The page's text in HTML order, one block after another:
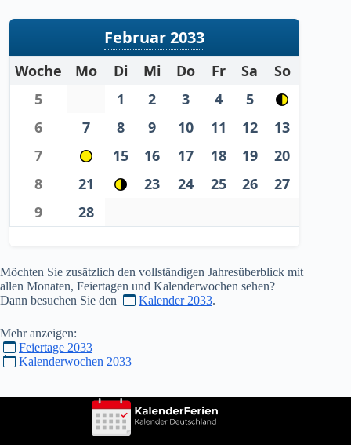
Februar 2033
Woche Mo Di Mi Do Fr Sa
So
5
1 2 3 4
5
6
7 8 9 10 11 12
13
7
15 16 17 18 19
20
8
21 23 24 25 26
27
9
28
Möchten Sie zusätzlich den vollständigen Jahresüberblick mit
allen Monaten, Feiertagen und Kalenderwochen sehen?
Dann besuchen Sie den
Kalender 2033.
Mehr anzeigen:
Feiertage 2033
Kalenderwochen 2033